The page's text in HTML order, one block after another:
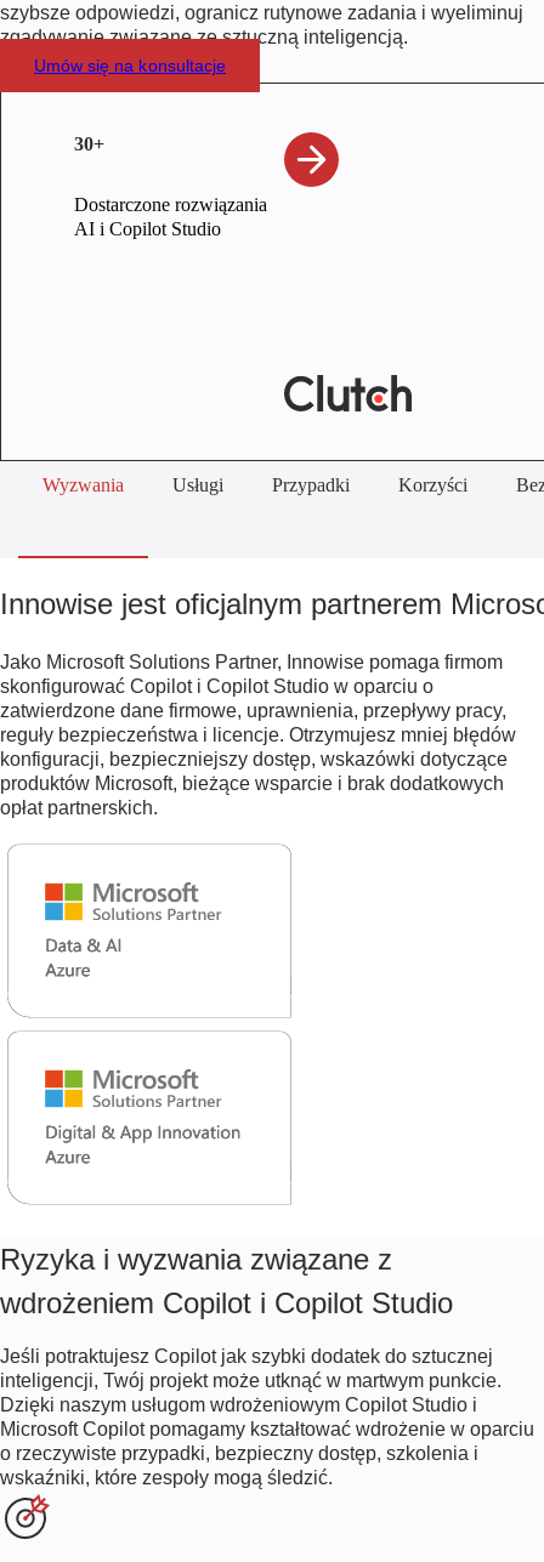
szybsze odpowiedzi, ogranicz rutynowe zadania i wyeliminuj
zgadywanie związane ze sztuczną inteligencją.
Umów się na konsultacje
30+
Dostarczone rozwiązania
AI i Copilot Studio
Wyzwania Usługi Przypadki Korzyści
Innowise jest oficjalnym partnerem
Jako Microsoft Solutions Partner, Innowise pomaga firmom
skonfigurować Copilot i Copilot Studio w oparciu o
zatwierdzone dane firmowe, uprawnienia, przepływy pracy,
reguły bezpieczeństwa i licencje. Otrzymujesz mniej błędów
konfiguracji, bezpieczniejszy dostęp, wskazówki dotyczące
produktów Microsoft, bieżące wsparcie i brak dodatkowych
opłat partnerskich.
Ryzyka i wyzwania związane z
wdrożeniem Copilot i Copilot Studio
Jeśli potraktujesz Copilot jak szybki dodatek do sztucznej
inteligencji, Twój projekt może utknąć w martwym punkcie.
Dzięki naszym usługom wdrożeniowym Copilot Studio i
Microsoft Copilot pomagamy kształtować wdrożenie w oparciu
o rzeczywiste przypadki, bezpieczny dostęp, szkolenia i
wskaźniki, które zespoły mogą śledzić.